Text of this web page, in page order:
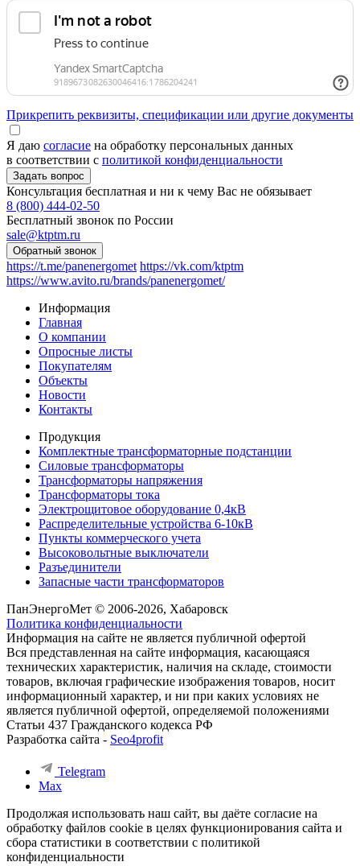
Прикрепить реквизиты, спецификации или другие документы
Я даю согласие на обработку персональных данных
в соответствии с политикой конфиденциальности
Консультация бесплатная и ни к чему Вас не обязывает
8 (800) 444-02-50
Бесплатный звонок по России
sale@ktptm.ru
https://t.me/panenergomet https://vk.com/ktptm
https://www.avito.ru/brands/panenergomet/
Информация
Главная
О компании
Опросные листы
Покупателям
Объекты
Новости
Контакты
Продукция
Комплектные трансформаторные подстанции
Силовые трансформаторы
Трансформаторы напряжения
Трансформаторы тока
Электрощитовое оборудование 0,4кВ
Распределительные устройства 6-10кВ
Пункты коммерческого учета
Высоковольтные выключатели
Разъединители
Запасные части трансформаторов
ПанЭнергоМет © 2006-2026, Хабаровск
Политика конфиденциальности
Информация на сайте не является публичной офертой
Вся представленная на сайте информация, касающаяся
технических характеристик, наличия на складе, стоимости
товаров, включая графические изображения товаров, носит
информационный характер, и ни при каких условиях не
является публичной офертой, определяемой положениями
Статьи 437 Гражданского кодекса РФ
Разработка сайта - Seo4profit
Telegram
Max
Продолжая использовать наш сайт, вы даёте согласие на
обработку файлов cookie в целях функционирования сайта и
сбора статистики в соответствии с политикой
конфиденциальности